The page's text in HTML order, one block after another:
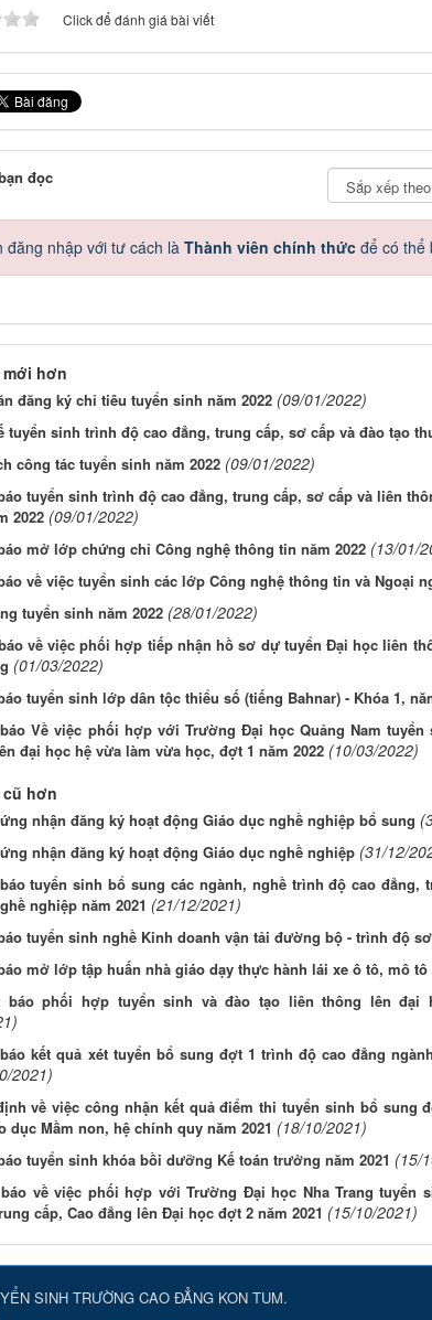
Click để đánh giá bài viết
đọc
đăng nhập với tư cách là Thành viên chính thức để có thể
hơn
đăng ký chỉ tiêu tuyển sinh năm 2022 (09/01/2022)
tuyển sinh trình độ cao đẳng, trung cấp, sơ cấp và đào tạo
công tác tuyển sinh năm 2022 (09/01/2022)
tuyển sinh trình độ cao đẳng, trung cấp, sơ cấp và liên
2022 (09/01/2022)
mở lớp chứng chỉ Công nghệ thông tin năm 2022 (13/01/
về việc tuyển sinh các lớp Công nghệ thông tin và Ngoại
tuyển sinh năm 2022 (28/01/2022)
về việc phối hợp tiếp nhận hồ sơ dự tuyển Đại học liên
(01/03/2022)
tuyển sinh lớp dân tộc thiểu số (tiếng Bahnar) - Khóa 1,
Về việc phối hợp với Trường Đại học Quảng Nam
đại học hệ vừa làm vừa học, đợt 1 năm 2022 (10/03/2022)
hơn
nhận đăng ký hoạt động Giáo dục nghề nghiệp bổ sung
nhận đăng ký hoạt động Giáo dục nghề nghiệp (31/12/
tuyển sinh bổ sung các ngành, nghề trình độ cao
nghiệp năm 2021 (21/12/2021)
tuyển sinh nghề Kinh doanh vận tải đường bộ - trình độ sơ
mở lớp tập huấn nhà giáo dạy thực hành lái xe ô tô, mô tô
báo phối hợp tuyển sinh và đào tạo liên thông lên đại
kết quả xét tuyển bổ sung đợt 1 trình độ cao đẳng
2021)
về việc công nhận kết quả điểm thi tuyển sinh bổ sung
dục Mầm non, hệ chính quy năm 2021 (18/10/2021)
tuyển sinh khóa bồi dưỡng Kế toán trưởng năm 2021 (15/
về việc phối hợp với Trường Đại học Nha Trang tuyển
cấp, Cao đẳng lên Đại học đợt 2 năm 2021 (15/10/2021)
SINH TRƯỜNG CAO ĐẲNG KON TUM.